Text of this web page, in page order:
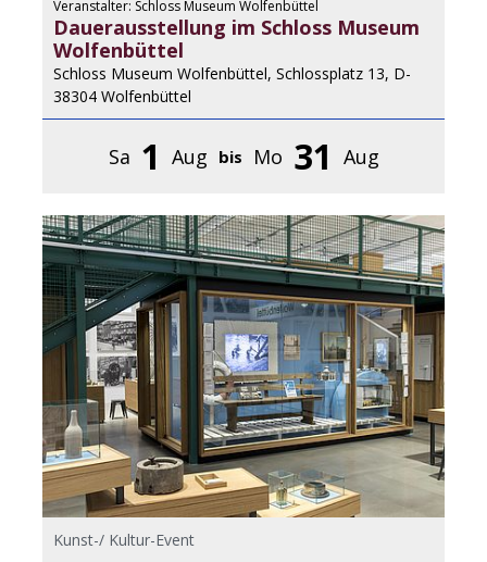
Veranstalter: Schloss Museum Wolfenbüttel
Dauerausstellung im Schloss Museum
Wolfenbüttel
Schloss Museum Wolfenbüttel, Schlossplatz 13, D-
38304 Wolfenbüttel
Sa 1 Aug bis Mo 31 Aug
Kunst-/ Kultur-Event